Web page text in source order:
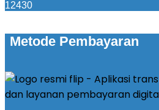
12430
Metode Pembayaran